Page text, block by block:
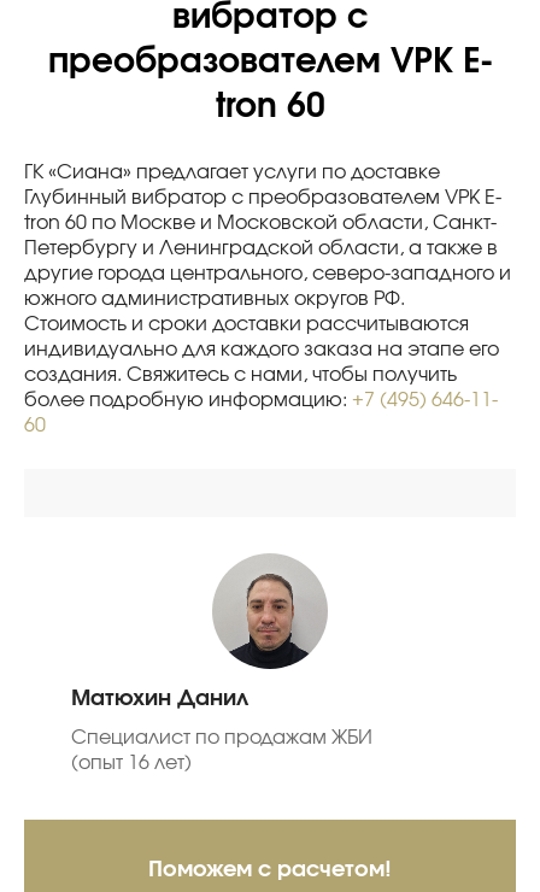
вибратор с
преобразователем VPK E-
tron 60
ГК «Сиана» предлагает услуги по доставке
Глубинный вибратор с преобразователем VPK E-
tron 60 по Москве и Московской области, Санкт-
Петербургу и Ленинградской области, а также в
другие города центрального, северо-западного и
южного административных округов РФ.
Стоимость и сроки доставки рассчитываются
индивидуально для каждого заказа на этапе его
создания. Свяжитесь с нами, чтобы получить
более подробную информацию: +7 (495) 646-11-
60
Матюхин Данил
Специалист по продажам ЖБИ
(опыт 16 лет)
Поможем с расчетом!